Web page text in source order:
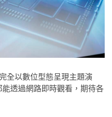
全以數位型態呈現主題演
透過網路即時觀看，期待各